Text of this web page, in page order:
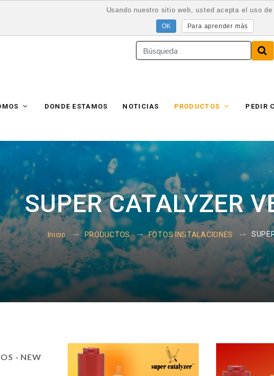
DONDE ESTAMOS NOTICIAS PRODUCTOS PEDIR
SUPER CATALYZER
Inicio PRODUCTOS FOTOS INSTALACIONES
- NEW
Usando nuestro sitio web, usted acepta el uso
Para aprender más